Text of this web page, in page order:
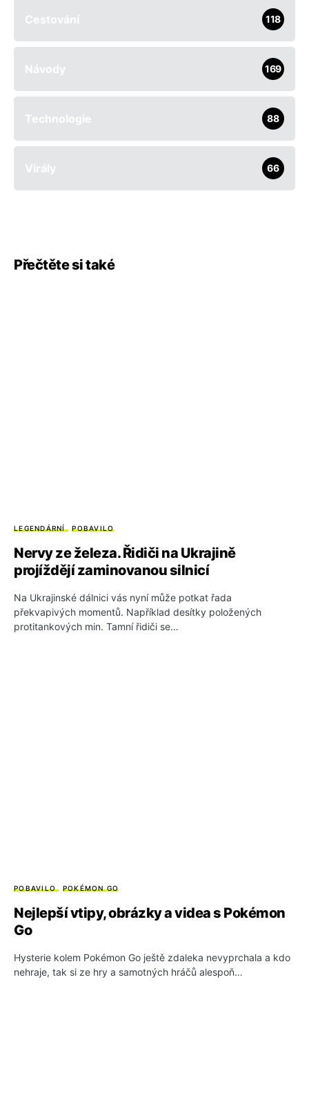
Cestování 118
Návody 169
Technologie 88
Virály 66
Přečtěte si také
LEGENDÁRNÍ POBAVILO
Nervy ze železa. Řidiči na Ukrajině
projíždějí zaminovanou silnicí
Na Ukrajinské dálnici vás nyní může potkat řada
překvapivých momentů. Například desítky položených
protitankových min. Tamní řidiči se…
POBAVILO POKÉMON GO
Nejlepší vtipy, obrázky a videa s Pokémon
Go
Hysterie kolem Pokémon Go ještě zdaleka nevyprchala a kdo
nehraje, tak si ze hry a samotných hráčů alespoň…